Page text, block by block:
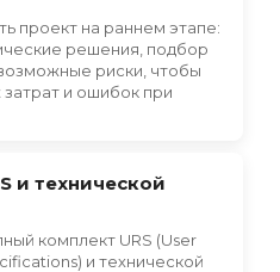
проект на раннем этапе:
решения, подбор
риски, чтобы
и ошибок при
и технической
комплект URS (User
и технической